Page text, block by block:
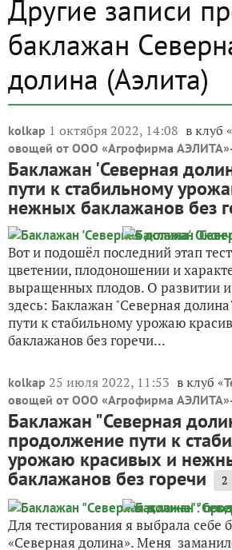
Другие записи
баклажан
долина (Аэлита)
kolkap 1 октября 2022, 14:08 в клуб «
овощей от ООО «Агрофирма
Баклажан 'Северная
пути к стабильному
нежных баклажанов без
Вот и подошёл последний этап
цветении, плодоношении и
выращенных плодов. О развитии и
здесь: Баклажан "Северная
пути к стабильному урожаю
баклажанов без горечи...
kolkap 25 июля 2022, 11:53 в клуб «
овощей от ООО «Агрофирма
Баклажан "Северная
продолжение пути к
урожаю красивых и
баклажанов без горечи 2
Для тестирования я выбрала себе
«Северная долина». Меня